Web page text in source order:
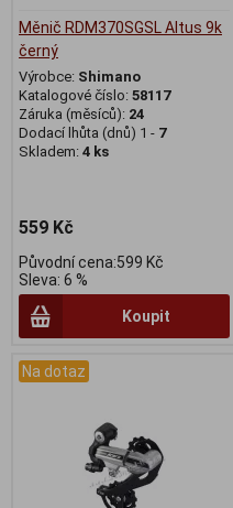
Měnič RDM370SGSL Altus 9k
černý
Výrobce: Shimano
Katalogové číslo: 58117
Záruka (měsíců): 24
Dodací lhůta (dnů) 1 - 7
Skladem: 4 ks
559 Kč
Původní cena:599 Kč
Sleva: 6 %
Koupit
Na dotaz